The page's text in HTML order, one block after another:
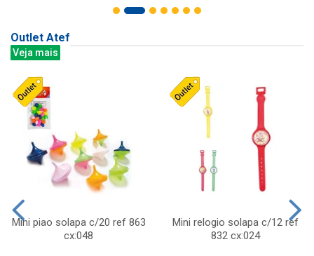
Outlet Atef
Veja mais
Mini piao solapa c/20 ref 863
cx:048
Mini relogio solapa c/12 ref
832 cx:024